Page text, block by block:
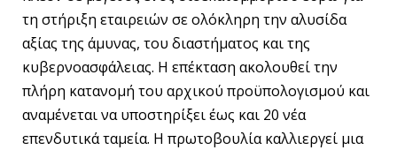
τη στήριξη εταιρειών σε ολόκληρη την αλυσίδα
αξίας της άμυνας, του διαστήματος και της
κυβερνοασφάλειας. Η επέκταση ακολουθεί την
πλήρη κατανομή του αρχικού προϋπολογισμού και
αναμένεται να υποστηρίξει έως και 20 νέα
επενδυτικά ταμεία. Η πρωτοβουλία καλλιεργεί μια